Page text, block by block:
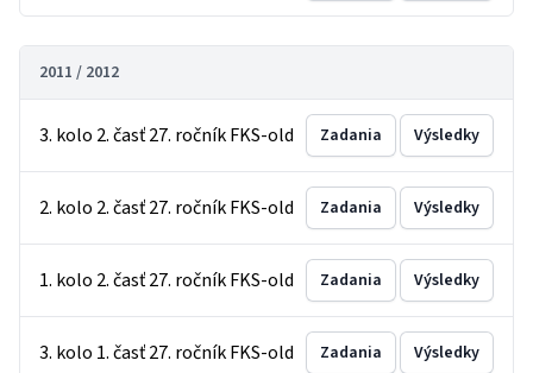
2011 / 2012
3. kolo 2. časť 27. ročník FKS-old Zadania Výsledky
2. kolo 2. časť 27. ročník FKS-old Zadania Výsledky
1. kolo 2. časť 27. ročník FKS-old Zadania Výsledky
3. kolo 1. časť 27. ročník FKS-old Zadania Výsledky